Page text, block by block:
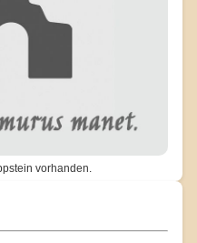
vorhanden.